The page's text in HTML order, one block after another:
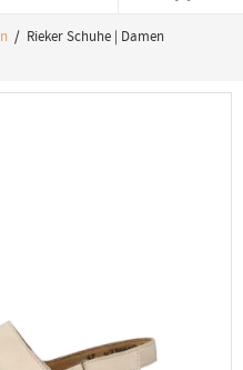
/ Rieker Schuhe | Damen